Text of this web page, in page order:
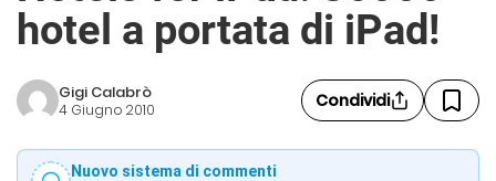
hotel a portata di iPad!
Gigi Calabrò
4 Giugno 2010 Condividi
Nuovo sistema di commenti